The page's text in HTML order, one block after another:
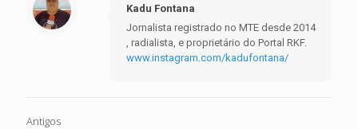
Kadu Fontana
Jornalista registrado no MTE desde 2014
, radialista, e proprietário do Portal RKF.
www.instagram.com/kadufontana/
Antigos